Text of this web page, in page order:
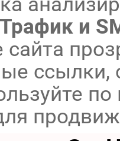
Трафик и
сайта
ссылки,